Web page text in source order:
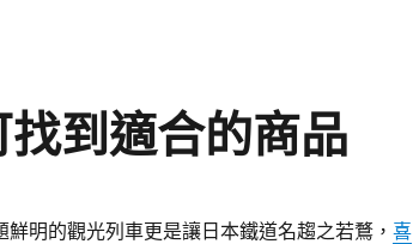
到適合的商品
明的觀光列車更是讓日本鐵道名趨之若鶩， 喜